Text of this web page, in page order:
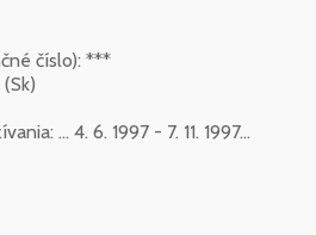
číslo): ***
... 4. 6. 1997 - 7. 11. 1997...